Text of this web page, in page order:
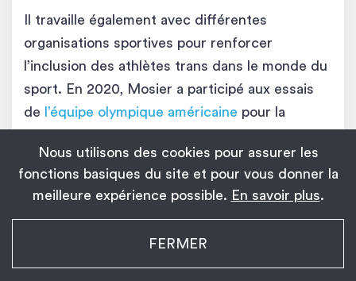
Il travaille également avec différentes
organisations sportives pour renforcer
l’inclusion des athlètes trans dans le monde du
sport. En 2020, Mosier a participé aux essais
de l’équipe olympique américaine pour la
qu’il se blessa pendant la course.
SuivezChris Mosier: Facebook|Instagram|
Threads|Youtube|TikTok|Site Officiel
Lia Thomas
Nous utilisons des cookies pour assurer les
fonctions basiques du site et pour vous donner la
meilleure expérience possible. En savoir plus.
FERMER
Installez l’application !